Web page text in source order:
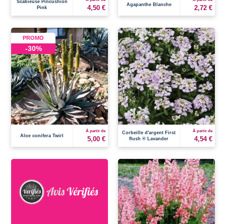
Scabieuse Pincushion
Pink
4,50 € Agapanthe Blanche 2,72 €
PROMO
-30%
Aloe conifera Twirl
À partir de
5,00 €
Corbeille d'argent First
flush ® Lavander
À partir de
4,54 €